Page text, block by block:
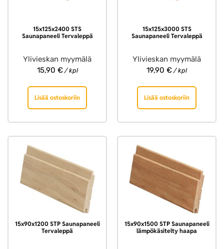
15x125x2400 STS
Saunapaneeli Tervaleppä
Ylivieskan myymälä
15,90 €/ kpl
Lisää ostoskoriin
15x125x3000 STS
Saunapaneeli Tervaleppä
Ylivieskan myymälä
19,90 € / kpl
Lisää ostoskoriin
15x90x1200 STP Saunapaneeli
Tervaleppä
15x90x1500 STP Saunapaneeli
lämpökäsitelty haapa